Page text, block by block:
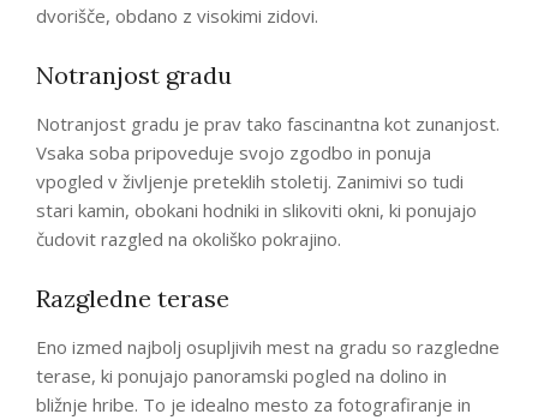
dvorišče, obdano z visokimi zidovi.
Notranjost gradu
Notranjost gradu je prav tako fascinantna kot zunanjost.
Vsaka soba pripoveduje svojo zgodbo in ponuja
vpogled v življenje preteklih stoletij. Zanimivi so tudi
stari kamin, obokani hodniki in slikoviti okni, ki ponujajo
čudovit razgled na okoliško pokrajino.
Razgledne terase
Eno izmed najbolj osupljivih mest na gradu so razgledne
terase, ki ponujajo panoramski pogled na dolino in
bližnje hribe. To je idealno mesto za fotografiranje in